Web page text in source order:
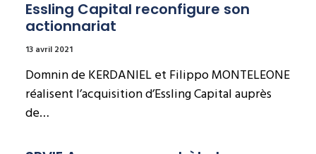
Essling Capital reconfigure son
actionnariat
13 avril 2021
Domnin de KERDANIEL et Filippo MONTELEONE
réalisent l’acquisition d’Essling Capital auprès
de…